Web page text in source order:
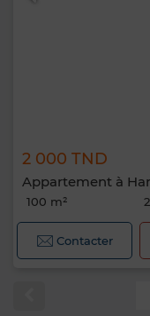
2 000 TND
Appartement à
100 m²
Contacter